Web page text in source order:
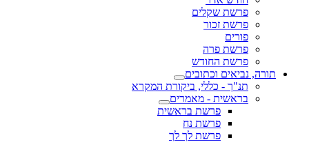
פרשת שקלים
פרשת זכור
פורים
פרשת פרה
פרשת החודש
תורה, נביאים וכתובים
תנ"ך - כללי, ביקורת המקרא
בראשית - מאמרים
פרשת בראשית
פרשת נח
פרשת לך לך